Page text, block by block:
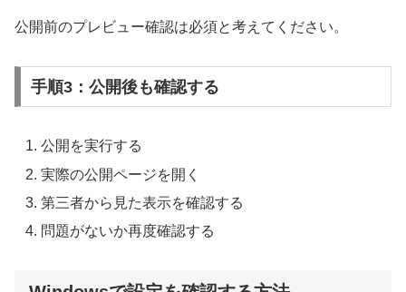
公開前のプレビュー確認は必須と考えてください。
手順3：公開後も確認する
公開を実行する
実際の公開ページを開く
第三者から見た表示を確認する
問題がないか再度確認する